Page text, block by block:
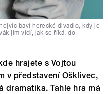
baví herecké divadlo, kdy je
jim vidí, jak se říká, do
hrajete s Vojtou
v představení Ošklivec,
dramatika. Tahle hra má